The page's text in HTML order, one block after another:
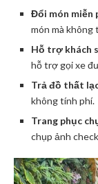
Đổi món miễn
món mà không
Hỗ trợ khách
hỗ trợ gọi xe
Trả đồ thất
không tính phí.
Trang phục
chụp ảnh